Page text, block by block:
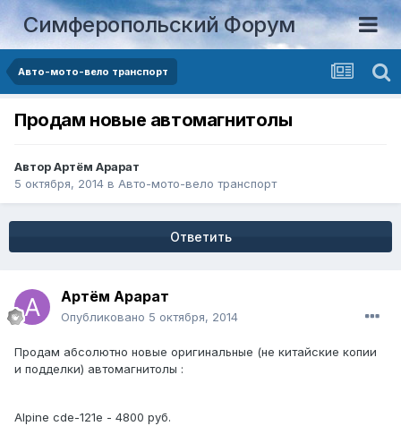
Симферопольский Форум
Авто-мото-вело транспорт
Продам новые автомагнитолы
АвторАртём Арарат
5 октября, 2014 в Авто-мото-вело транспорт
Ответить
Артём Арарат
Опубликовано 5 октября, 2014
Продам абсолютно новые оригинальные (не китайские копии
и подделки) автомагнитолы :
Alpine cde-121e - 4800 руб.